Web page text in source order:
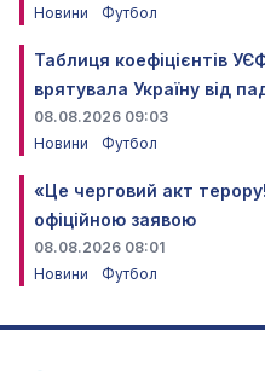
Новини
Футбол
Таблиця коефіцієнтів
врятувала Україну від
08.08.2026 09:03
Новини
Футбол
«Це черговий акт
офіційною заявою
08.08.2026 08:01
Новини
Футбол